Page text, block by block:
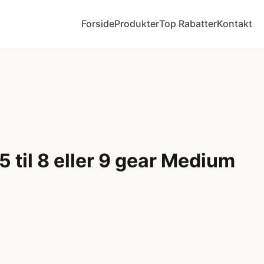
ForsideProdukterTop RabatterKontakt
til 8 eller 9 gear Medium